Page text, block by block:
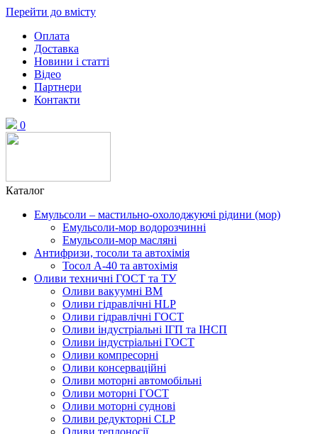
Перейти до вмісту
Оплата
Доставка
Новини і статті
Відео
Партнери
Контакти
0
Каталог
Емульсоли – мастильно-охолоджуючі рідини (мор)
Емульсоли-мор водорозчинні
Емульсоли-мор масляні
Антифризи, тосоли та автохімія
Тосол А-40 та автохімія
Оливи техничні ГОСТ та ТУ
Оливи вакуумні ВМ
Оливи гідравлічні HLP
Оливи гідравлічні ГОСТ
Оливи індустріальні ІГП та ІНСП
Оливи індустріальні ГОСТ
Оливи компресорні
Оливи консерваційні
Оливи моторні автомобільні
Оливи моторні ГОСТ
Оливи моторні суднові
Оливи редукторні CLP
Оливи теплоносії